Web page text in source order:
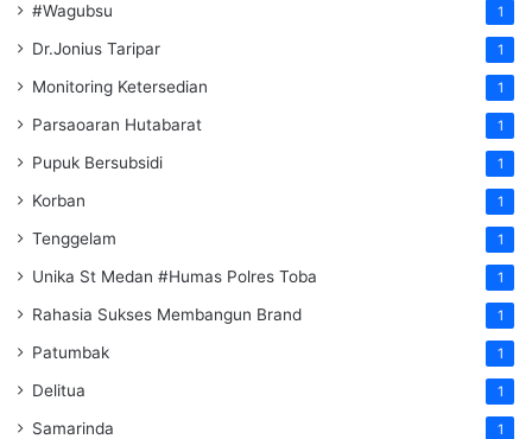
#Wagubsu 1
Dr.Jonius Taripar 1
Monitoring Ketersedian 1
Parsaoaran Hutabarat 1
Pupuk Bersubsidi 1
Korban 1
Tenggelam 1
Unika St Medan #Humas Polres Toba 1
Rahasia Sukses Membangun Brand 1
Patumbak 1
Delitua 1
Samarinda 1